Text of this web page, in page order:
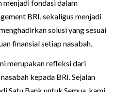
menjadi fondasi dalam
BRI, sekaligus menjadi
solusi yang sesuai
finansial setiap nasabah.
merupakan refleksi dari
kepada BRI. Sejalan